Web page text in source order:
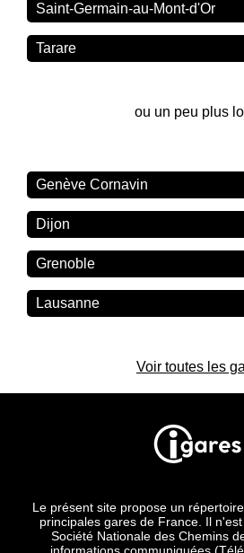
Saint-Germain-au-Mont-d'Or
Tarare
ou un peu plus
Genève Cornavin
Dijon
Grenoble
Lausanne
Voir toutes les
Le présent site propose un
principales gares de France. Il
Société Nationale des Chemins